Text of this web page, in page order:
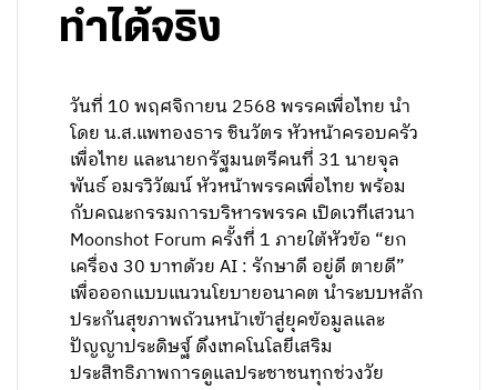
ทำได้จริง
วันที่ 10 พฤศจิกายน 2568 พรรคเพื่อไทย นำ
โดย น.ส.แพทองธาร ชินวัตร หัวหน้าครอบครัว
เพื่อไทย และนายกรัฐมนตรีคนที่ 31 นายจุล
พันธ์ อมรวิวัฒน์ หัวหน้าพรรคเพื่อไทย พร้อม
กับคณะกรรมการบริหารพรรค เปิดเวทีเสวนา
Moonshot Forum ครั้งที่ 1 ภายใต้หัวข้อ “ยก
เครื่อง 30 บาทด้วย AI : รักษาดี อยู่ดี ตายดี”
เพื่อออกแบบแนวนโยบายอนาคต นำระบบหลัก
ประกันสุขภาพถ้วนหน้าเข้าสู่ยุคข้อมูลและ
ปัญญาประดิษฐ์ ดึงเทคโนโลยีเสริม
ประสิทธิภาพการดูแลประชาชนทุกช่วงวัย